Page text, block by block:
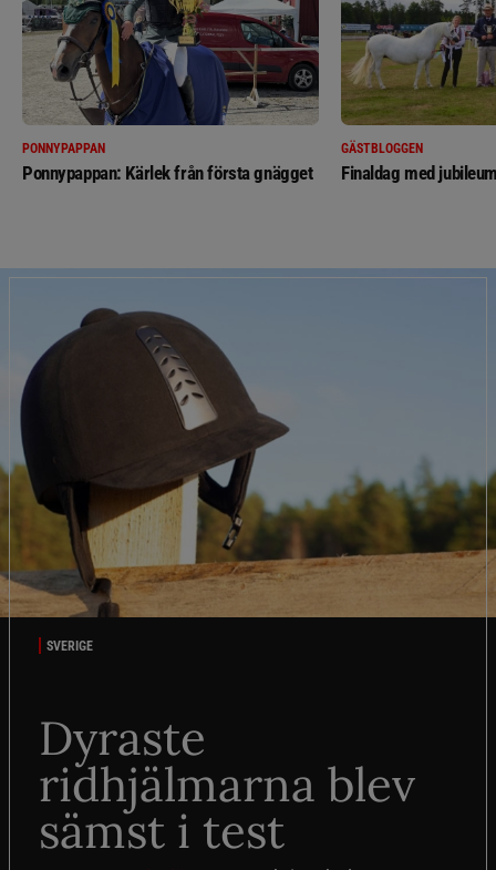
PONNYPAPPAN
Ponnypappan: Kärlek från första gnägget
GÄSTBLOGGEN
Finaldag med
SVERIGE
Dyraste
ridhjälmarna blev
sämst i test